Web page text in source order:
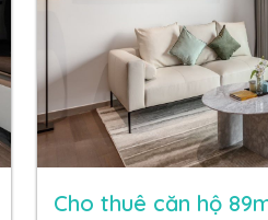
Cho thuê căn hộ